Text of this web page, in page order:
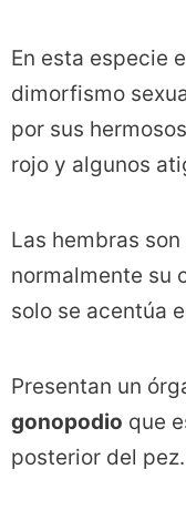
En esta especie
dimorfismo
por sus
rojo y algunos
Las hembras
normalmente su
solo se acentúa
Presentan un
gonopodio que
posterior del pez.